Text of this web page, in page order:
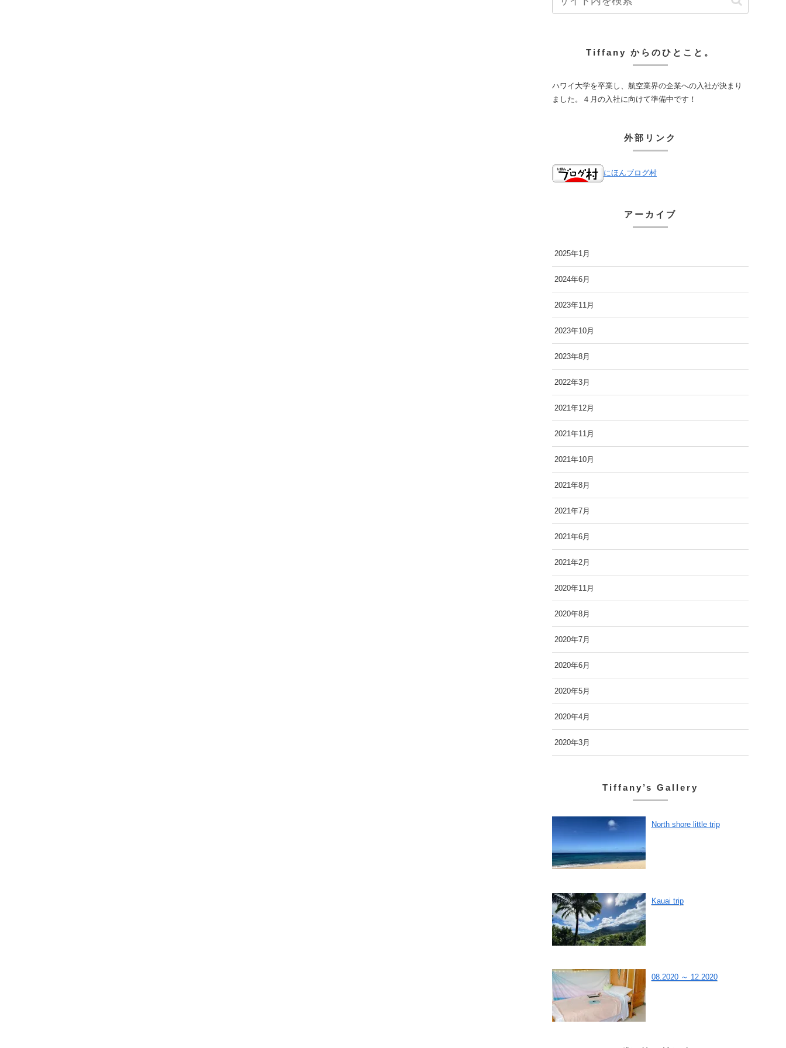
Tiffany からのひとこと。
ハワイ大学を卒業し、航空業界の企業への入社が決まり
ました。４月の入社に向けて準備中です！
外部リンク
にほんブログ村
アーカイブ
2025年1月
2024年6月
2023年11月
2023年10月
2023年8月
2022年3月
2021年12月
2021年11月
2021年10月
2021年8月
2021年7月
2021年6月
2021年2月
2020年11月
2020年8月
2020年7月
2020年6月
2020年5月
2020年4月
2020年3月
Tiffany’s Gallery
North shore little trip
Kauai trip
08.2020 ～ 12.2020